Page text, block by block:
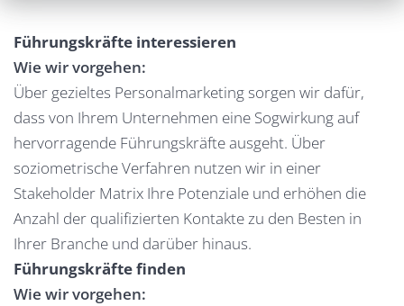
Führungskräfte interessieren
Wie wir vorgehen:
Über gezieltes Personalmarketing sorgen wir dafür,
dass von Ihrem Unternehmen eine Sogwirkung auf
hervorragende Führungskräfte ausgeht. Über
soziometrische Verfahren nutzen wir in einer
Stakeholder Matrix Ihre Potenziale und erhöhen die
Anzahl der qualifizierten Kontakte zu den Besten in
Ihrer Branche und darüber hinaus.
Führungskräfte finden
Wie wir vorgehen: